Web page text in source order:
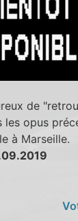
de
les opus
à Marseille.